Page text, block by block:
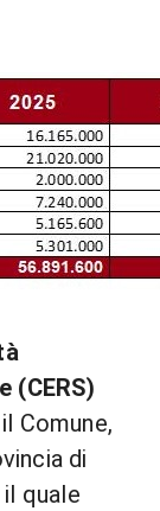
(CERS)
Comune,
di
quale